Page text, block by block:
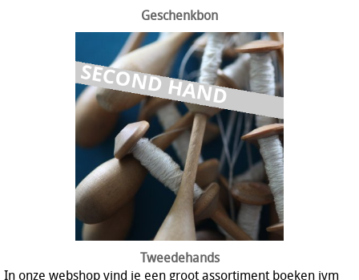
Geschenkbon
Tweedehands
In onze webshop vind je een groot assortiment boeken ivm